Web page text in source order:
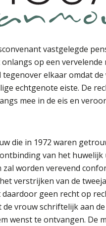
vastgelegde
op een
elkaar omdat
echtgenote eiste. De
mee in de eis en
die in 1972 waren
van het
worden verevend
verstrijken van de
geen recht op
vrouw schriftelijk aan
wenst te ontvangen. De